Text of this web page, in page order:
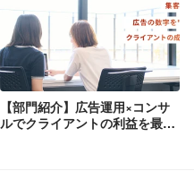
【部門紹介】広告運用×コンサ
ルでクライアントの利益を最大